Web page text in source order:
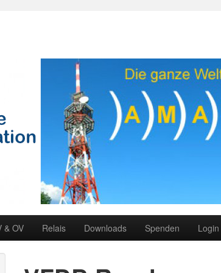
& OV Relais Downloads Spenden Login